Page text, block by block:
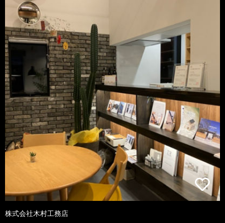
株式会社木村工務店